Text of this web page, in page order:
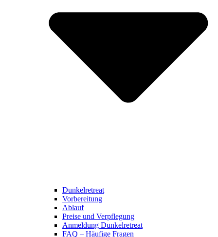
Dunkelretreat
Vorbereitung
Ablauf
Preise und Verpflegung
Anmeldung Dunkelretreat
FAQ – Häufige Fragen